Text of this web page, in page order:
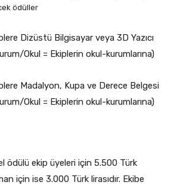
ödüller
Dizüstü Bilgisayar veya 3D Yazıcı
Okul = Ekiplerin okul-kurumlarına)
Madalyon, Kupa ve Derece Belgesi
Okul = Ekiplerin okul-kurumlarına)
ödülü ekip üyeleri için 5.500 Türk
için ise 3.000 Türk lirasıdır. Ekibe